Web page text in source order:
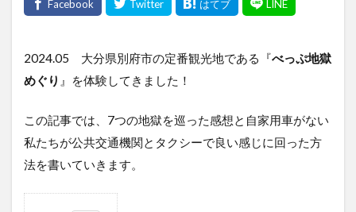
2024.05 大分県別府市の定番観光地である『べっぷ地獄
めぐり 』を体験してきました！
この記事では、7つの地獄を巡った感想と自家用車がない
私たちが公共交通機関とタクシーで良い感じに回った方
法を書いていきます。